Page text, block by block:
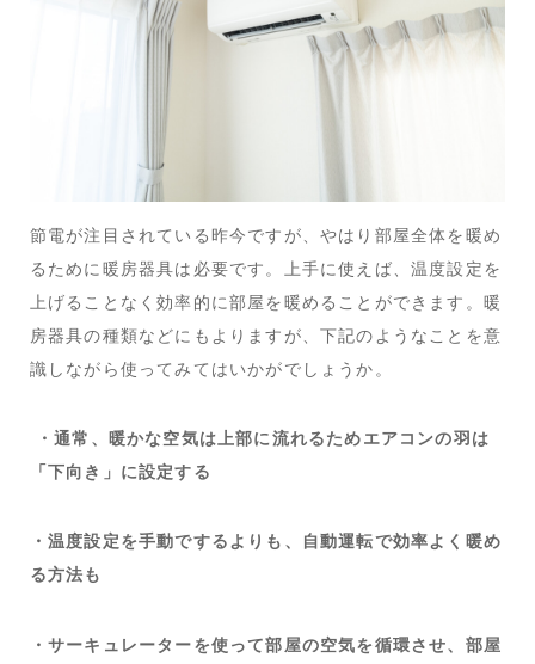
節電が注目されている昨今ですが、やはり部屋全体を暖め
るために暖房器具は必要です。上手に使えば、温度設定を
上げることなく効率的に部屋を暖めることができます。暖
房器具の種類などにもよりますが、下記のようなことを意
識しながら使ってみてはいかがでしょうか。
・通常、暖かな空気は上部に流れるためエアコンの羽は
「下向き」に設定する
・温度設定を手動でするよりも、自動運転で効率よく暖め
る方法も
・サーキュレーターを使って部屋の空気を循環させ、部屋